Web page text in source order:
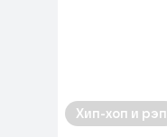
Хип-хоп и рэп